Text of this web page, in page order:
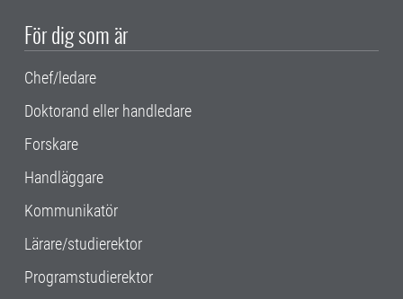
För dig som är
Chef/ledare
Doktorand eller handledare
Forskare
Handläggare
Kommunikatör
Lärare/studierektor
Programstudierektor